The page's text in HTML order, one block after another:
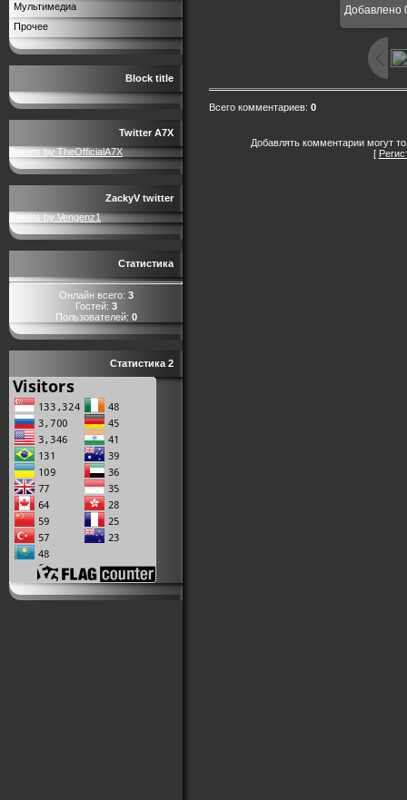
Мультимедиа
Прочее
Block title
Twitter A7X
Tweets by TheOfficialA7X
ZackyV twitter
Tweets by Vengenz1
Статистика
Онлайн всего: 3
Гостей: 3
Пользователей: 0
Статистика 2
Добавлено
Всего комментариев: 0
Добавлять комментарии могут
[